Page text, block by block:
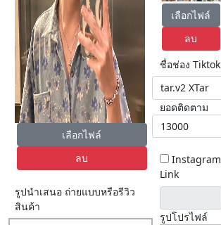
เลือกไฟล์
ลบ
รูปนำเสนอ ถ่ายแบบหรือรีวิว
สินค้า
เลือกไฟล์
ลบ
ชื่อช่อง Tiktok
ยอดติดตาม
Instagram
Link
รูปโปรไฟล์